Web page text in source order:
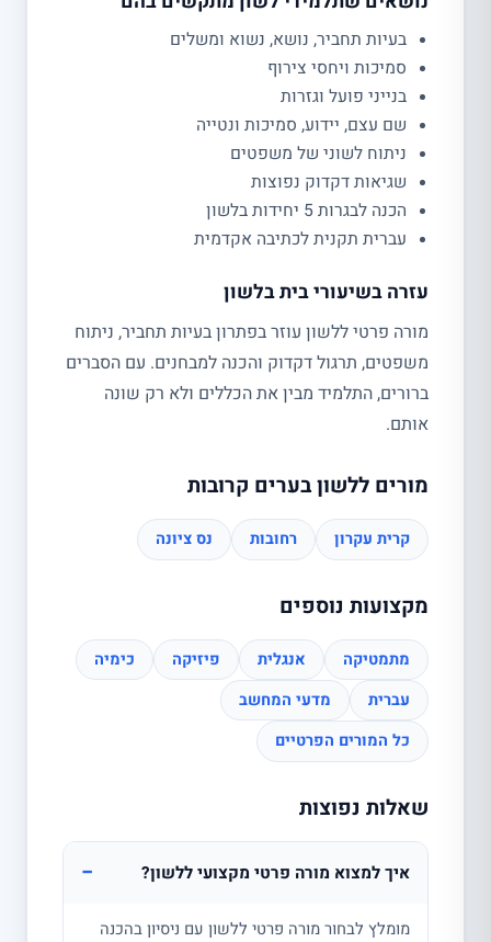
בעיות תחביר, נושא, נשוא ומשלים
סמיכות ויחסי צירוף
בנייני פועל וגזרות
שם עצם, יידוע, סמיכות ונטייה
ניתוח לשוני של משפטים
שגיאות דקדוק נפוצות
הכנה לבגרות 5 יחידות בלשון
עברית תקנית לכתיבה אקדמית
עזרה בשיעורי בית בלשון
מורה פרטי ללשון עוזר בפתרון בעיות תחביר, ניתוח
משפטים, תרגול דקדוק והכנה למבחנים. עם הסברים
ברורים, התלמיד מבין את הכללים ולא רק שונה
אותם.
מורים ללשון בערים קרובות
קרית עקרון רחובות נס ציונה
מקצועות נוספים
מתמטיקה אנגלית פיזיקה
כימיה
עברית
מדעי המחשב
כל המורים הפרטיים
שאלות נפוצות
איך למצוא מורה פרטי מקצועי ללשון? −
מומלץ לבחור מורה פרטי ללשון עם ניסיון בהכנה